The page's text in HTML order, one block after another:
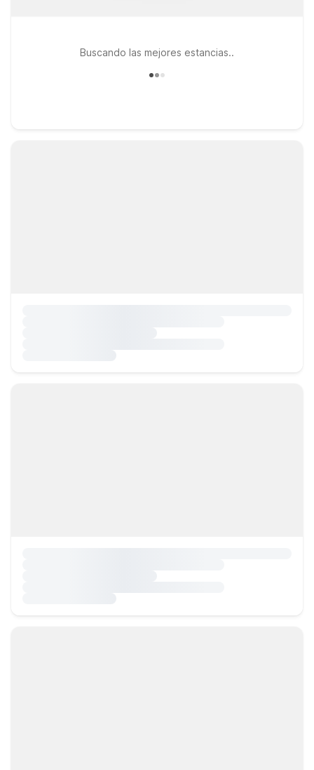
Buscando las mejores estancias..